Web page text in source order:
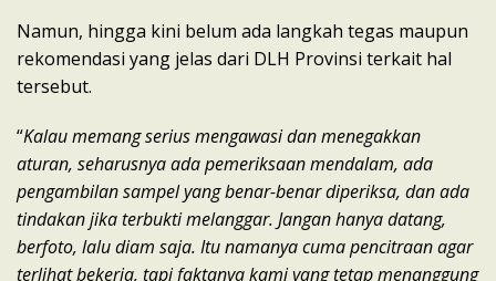
Namun, hingga kini belum ada langkah tegas maupun
rekomendasi yang jelas dari DLH Provinsi terkait hal
tersebut.
“Kalau memang serius mengawasi dan menegakkan
aturan, seharusnya ada pemeriksaan mendalam, ada
pengambilan sampel yang benar-benar diperiksa, dan ada
tindakan jika terbukti melanggar. Jangan hanya datang,
berfoto, lalu diam saja. Itu namanya cuma pencitraan agar
terlihat bekerja, tapi faktanya kami yang tetap menanggung